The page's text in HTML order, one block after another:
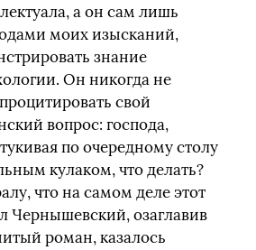
а он сам лишь
моих изысканий,
знание
Он никогда не
свой
вопрос: господа,
по очередному столу
кулаком, что делать?
что на самом деле этот
Чернышевский, озаглавив
роман, казалось